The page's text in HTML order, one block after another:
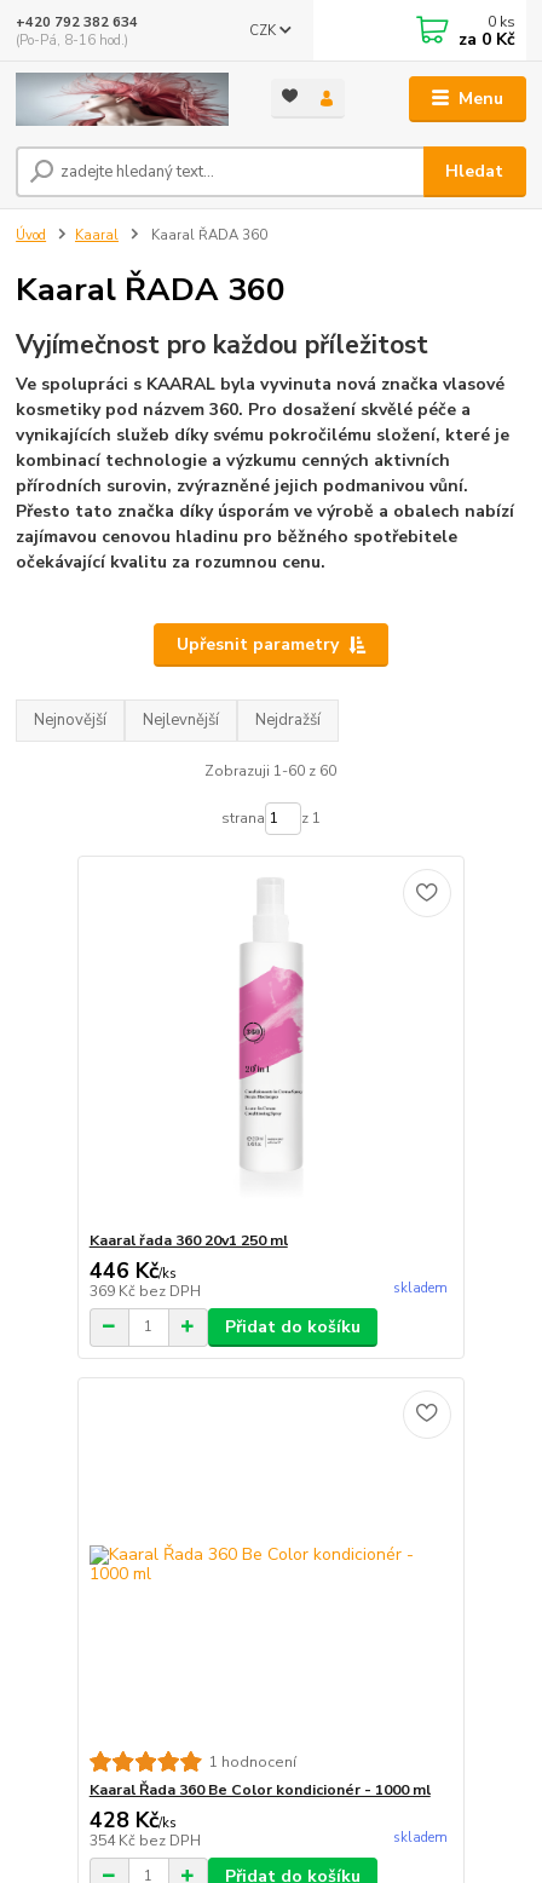
Menu
CZK
Hledat
+420 792 382 634
(Po-Pá, 8-16 hod.)
0 ks
za 0 Kč
Úvod Kaaral Kaaral ŘADA 360
Kaaral ŘADA 360
Vyjímečnost pro každou příležitost
Ve spolupráci s KAARAL byla vyvinuta nová značka vlasové
kosmetiky pod názvem 360. Pro dosažení skvělé péče a
vynikajících služeb díky svému pokročilému složení, které je
kombinací technologie a výzkumu cenných aktivních
přírodních surovin, zvýrazněné jejich podmanivou vůní.
Přesto tato značka díky úsporám ve výrobě a obalech nabízí
zajímavou cenovou hladinu pro běžného spotřebitele
očekávající kvalitu za rozumnou cenu.
Upřesnit parametry
Nejnovější Nejlevnější Nejdražší
Zobrazuji 1-60 z 60
strana z 1
Kaaral řada 360 20v1 250 ml
446 Kč/ks
369 Kč bez DPH skladem
Přidat do košíku
1 hodnocení
Kaaral Řada 360 Be Color kondicionér - 1000 ml
428 Kč/ks
354 Kč bez DPH skladem
Přidat do košíku